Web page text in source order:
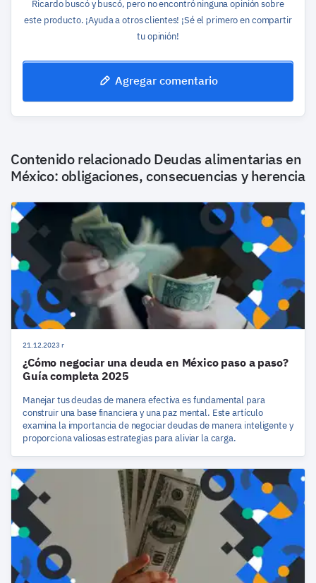
Ricardo buscó y buscó, pero no encontró ninguna opinión sobre
este producto. ¡Ayuda a otros clientes! ¡Sé el primero en compartir
tu opinión!
Agregar comentario
Contenido relacionadoDeudas alimentarias en
México: obligaciones, consecuencias y herencia
21.12.2023 r
¿Cómo negociar una deuda en México paso a paso?
Guía completa 2025
Manejar tus deudas de manera efectiva es fundamental para
construir una base financiera y una paz mental. Este artículo
examina la importancia de negociar deudas de manera inteligente y
proporciona valiosas estrategias para aliviar la carga.